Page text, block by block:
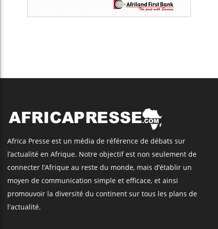
Africa Presse est un média de référence de débats sur
l’actualité en Afrique. Notre objectif est non seulement de
connecter l’Afrique au reste du monde, mais d’établir un
moyen de communication simple et efficace, et ainsi
promouvoir la diversité du continent sur tous les plans de
l'actualité.